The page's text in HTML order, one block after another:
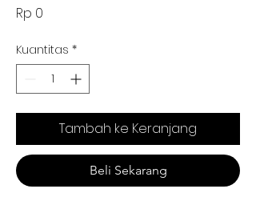
Rp 0
Kuantitas *
Tambah ke Keranjang
Beli Sekarang